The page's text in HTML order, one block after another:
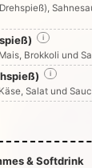
i
Brokkoli und
i
Salat und
& Softdrink